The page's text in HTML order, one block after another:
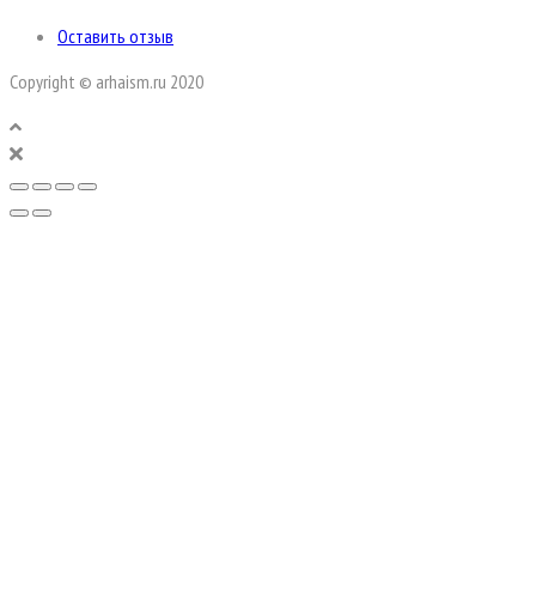
Оставить отзыв
Copyright © arhaism.ru 2020